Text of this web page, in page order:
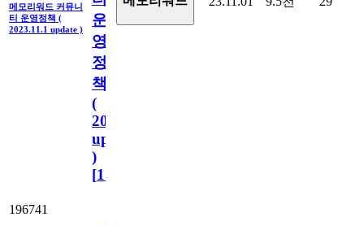
메모리워드 커뮤니
티 운영정책 (
2023.11.1 update )
운
영
정
책
(
2023.11.1
update
)
[110
196741